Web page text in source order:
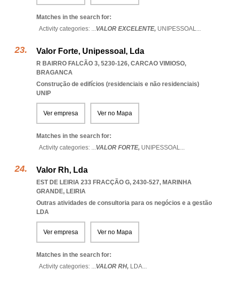
Matches in the search for:
Activity categories: ...VALOR EXCELENTE, UNIPESSOAL...
Valor Forte, Unipessoal, Lda
R BAIRRO FALCÃO 3, 5230-126, CARCAO VIMIOSO,
BRAGANCA
Construção de edifícios (residenciais e não residenciais)
UNIP
Ver empresa Ver no Mapa
Matches in the search for:
Activity categories: ...VALOR FORTE, UNIPESSOAL...
Valor Rh, Lda
EST DE LEIRIA 233 FRACÇÃO G, 2430-527, MARINHA
GRANDE, LEIRIA
Outras atividades de consultoria para os negócios e a gestão
LDA
Ver empresa Ver no Mapa
Matches in the search for:
Activity categories: ...VALOR RH, LDA...